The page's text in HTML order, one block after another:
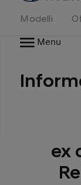
Modelli
Menu
ex